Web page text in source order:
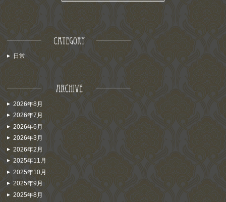
日常
2026年8月
2026年7月
2026年6月
2026年3月
2026年2月
2025年11月
2025年10月
2025年9月
2025年8月